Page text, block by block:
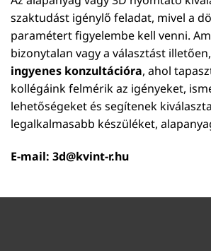
szaktudást igénylő feladat, mivel a
paramétert figyelembe kell venni.
bizonytalan vagy a választást illetően,
ingyenes konzultációra, ahol
kollégáink felmérik az igényeket,
lehetőségeket és segítenek
legalkalmasabb készüléket,
E-mail: 3d@kvint-r.hu